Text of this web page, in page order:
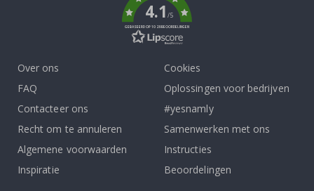
4.1/5
GEBASEERD OP 1029 BEOORDELINGEN
Over ons
FAQ
Contacteer ons
Recht om te annuleren
Algemene voorwaarden
Inspiratie
Cookies
Oplossingen voor bedrijven
#yesnamly
Samenwerken met ons
Instructies
Beoordelingen